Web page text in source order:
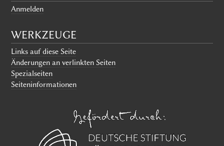
Anmelden
WERKZEUGE
Links auf diese Seite
Änderungen an verlinkten Seiten
Spezialseiten
Seiten­informationen